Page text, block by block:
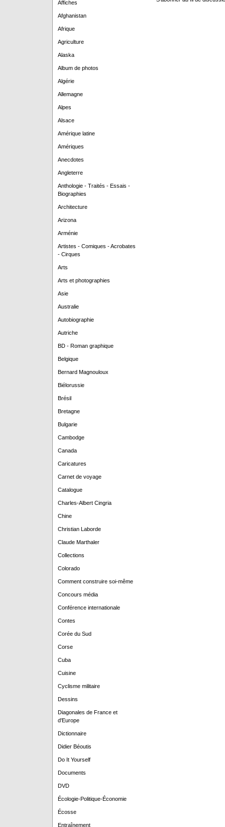
Affiches
Afghanistan
Afrique
Agriculture
Alaska
Album de photos
Algérie
Allemagne
Alpes
Alsace
Amérique latine
Amériques
Anecdotes
Angleterre
Anthologie - Traités - Essais -
Biographies
Architecture
Arizona
Arménie
Artistes - Comiques - Acrobates
- Cirques
Arts
Arts et photographies
Asie
Australie
Autobiographie
Autriche
BD - Roman graphique
Belgique
Bernard Magnouloux
Biélorussie
Brésil
Bretagne
Bulgarie
Cambodge
Canada
Caricatures
Carnet de voyage
Catalogue
Charles-Albert Cingria
Chine
Christian Laborde
Claude Marthaler
Collections
Colorado
Comment construire soi-même
Concours média
Conférence internationale
Contes
Corée du Sud
Corse
Cuba
Cuisine
Cyclisme militaire
Dessins
Diagonales de France et
d'Europe
Dictionnaire
Didier Béoutis
Do It Yourself
Documents
DVD
Écologie-Politique-Économie
Écosse
Entraînement